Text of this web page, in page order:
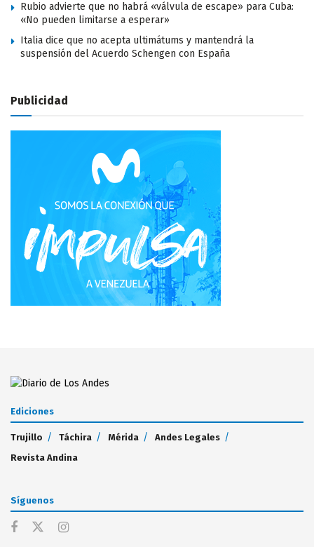
Rubio advierte que no habrá «válvula de escape» para Cuba:
«No pueden limitarse a esperar»
Italia dice que no acepta ultimátums y mantendrá la
suspensión del Acuerdo Schengen con España
Publicidad
Ediciones
Trujillo Táchira Mérida
Andes Legales
Revista Andina
Síguenos